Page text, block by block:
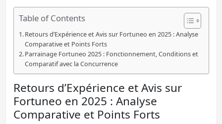
Table of Contents
Retours d’Expérience et Avis sur Fortuneo en 2025 : Analyse
Comparative et Points Forts
Parrainage Fortuneo 2025 : Fonctionnement, Conditions et
Comparatif avec la Concurrence
Retours d’Expérience et Avis sur
Fortuneo en 2025 : Analyse
Comparative et Points Forts